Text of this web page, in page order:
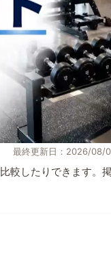
最終更新日：2026/08/
較したりできます。